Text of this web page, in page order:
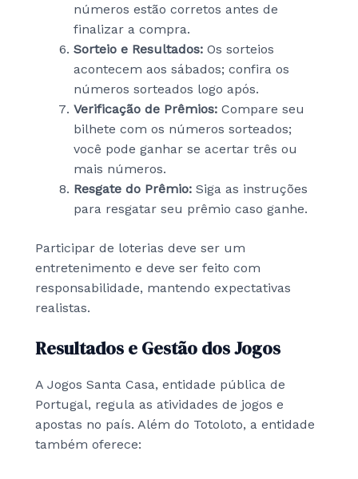
números estão corretos antes de
finalizar a compra.
Sorteio e Resultados: Os sorteios
acontecem aos sábados; confira os
números sorteados logo após.
Verificação de Prêmios: Compare seu
bilhete com os números sorteados;
você pode ganhar se acertar três ou
mais números.
Resgate do Prêmio: Siga as instruções
para resgatar seu prêmio caso ganhe.
Participar de loterias deve ser um
entretenimento e deve ser feito com
responsabilidade, mantendo expectativas
realistas.
Resultados e Gestão dos Jogos
A Jogos Santa Casa, entidade pública de
Portugal, regula as atividades de jogos e
apostas no país. Além do Totoloto, a entidade
também oferece: